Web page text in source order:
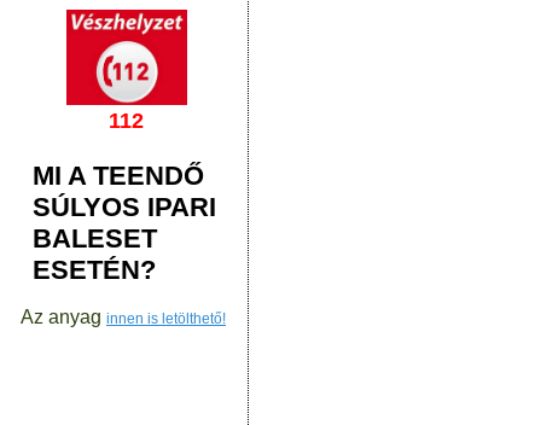
112
MI A TEENDŐ
SÚLYOS IPARI
BALESET
ESETÉN?
Az anyag innen is letölthető!